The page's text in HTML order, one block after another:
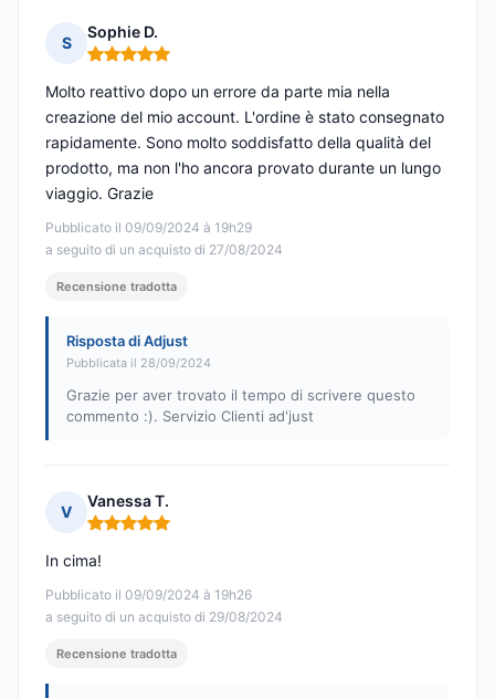
S
Sophie D.
Nota: 5 su 5
Pubblicato il 09/09/2024 à 19h29
a seguito di un acquisto di 27/08/2024
Molto reattivo dopo un errore da parte mia nella
creazione del mio account. L'ordine è stato consegnato
rapidamente. Sono molto soddisfatto della qualità del
prodotto, ma non l'ho ancora provato durante un lungo
viaggio. Grazie
Recensione tradotta
Risposta di Adjust
Pubblicata il 28/09/2024
Grazie per aver trovato il tempo di scrivere questo
commento :). Servizio Clienti ad'just
V
Vanessa T.
Nota: 5 su 5
Pubblicato il 09/09/2024 à 19h26
a seguito di un acquisto di 29/08/2024
In cima!
Recensione tradotta